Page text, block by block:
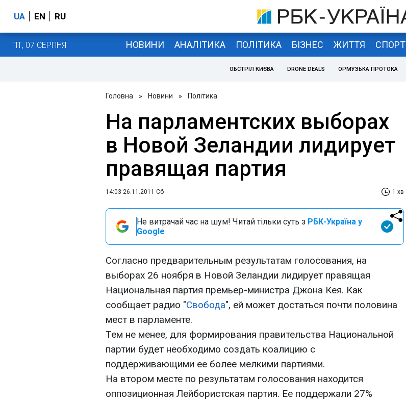
UA EN RU
ПТ, 07 СЕРПНЯ НОВИНИ АНАЛІТИКА ПОЛІТИКА БІЗНЕС ЖИТТЯ СПОРТ
ОБСТРІЛ КИЄВА DRONE DEALS ОРМУЗЬКА ПРОТОКА
Головна » Новини » Політика
На парламентских выборах
в Новой Зеландии лидирует
правящая партия
14:03 26.11.2011 Сб 1 хв
Не витрачай час на шум! Читай тільки суть з РБК-Україна у
Google
Согласно предварительным результатам голосования, на
выборах 26 ноября в Новой Зеландии лидирует правящая
Национальная партия премьер-министра Джона Кея. Как
сообщает радио "Свобода", ей может достаться почти половина
мест в парламенте.
Тем не менее, для формирования правительства Национальной
партии будет необходимо создать коалицию с
поддерживающими ее более мелкими партиями.
На втором месте по результатам голосования находится
оппозиционная Лейбористская партия. Ее поддержали 27%